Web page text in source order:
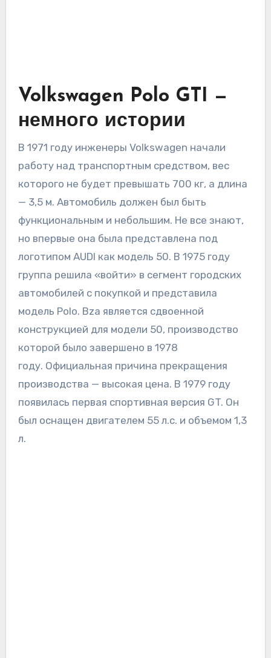
Volkswagen Polo GTI —
немного истории
В 1971 году инженеры Volkswagen начали
работу над транспортным средством, вес
которого не будет превышать 700 кг, а длина
— 3,5 м. Автомобиль должен был быть
функциональным и небольшим. Не все знают,
но впервые она была представлена ​​под
логотипом AUDI как модель 50. В 1975 году
группа решила «войти» в сегмент городских
автомобилей с покупкой и представила
модель Polo. Bza является сдвоенной
конструкцией для модели 50, производство
которой было завершено в 1978
году. Официальная причина прекращения
производства — высокая цена. В 1979 году
появилась первая спортивная версия GT. Он
был оснащен двигателем 55 л.с. и объемом 1,3
л.